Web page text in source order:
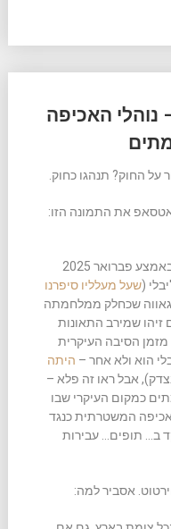
האכיפה
על החוק? תנהגו כחוק.
את התמונה הזו:
לכאורה – אייטם לגיטימי, כיוון שבאמצע פברואר 2025
(שעל מעלליו סיפרנו
גאווה שכחלק ממלחמתה
שמירב התאונות
הסיבה העיקרית
הוא ולא אחר – היתה
אבל ראו זה פלא –
כמקום העיקרי שבו
המשטרתית כנגד
ב… תופים… עבירות
אסביר למה: